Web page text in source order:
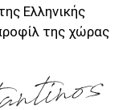
Ελληνικής
της χώρας